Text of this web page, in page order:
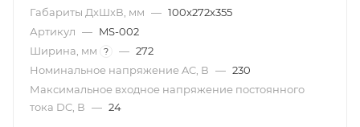
Габариты ДxШxВ, мм — 100x272x355
Артикул — MS-002
Ширина, мм
? — 272
Номинальное напряжение AC, В — 230
Максимальное входное напряжение постоянного
тока DC, В — 24